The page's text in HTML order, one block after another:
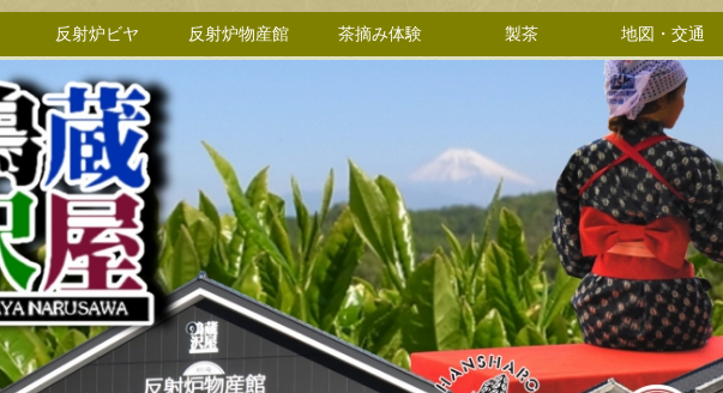
反射炉ビヤ 反射炉物産館 茶摘み体験 製茶 地図・交通